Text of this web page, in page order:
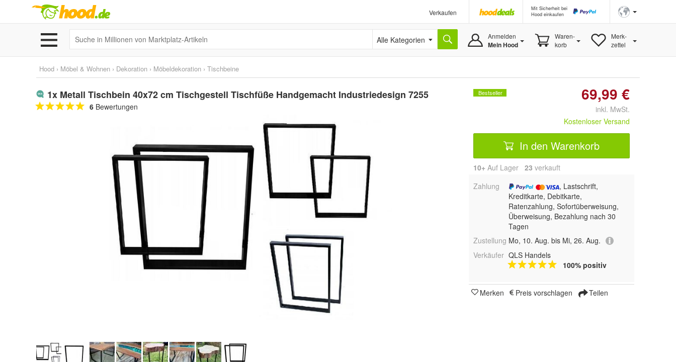
Verkaufen
Mit Sicherheit bei
Hood einkaufen
Alle Kategorien Anmelden
Mein Hood
Waren-
korb
Merk-
zettel
Hood › Möbel & Wohnen › Dekoration › Möbeldekoration › Tischbeine
1x Metall Tischbein 40x72 cm Tischgestell Tischfüße Handgemacht Industriedesign 7255
6 Bewertungen
Bestseller 69,99 €
inkl. MwSt.
Kostenloser Versand
In den Warenkorb
10+ Auf Lager 23 verkauft
Zahlung
, Lastschrift,
Kreditkarte, Debitkarte,
Ratenzahlung, Sofortüberweisung,
Überweisung, Bezahlung nach 30
Tagen
Zustellung Mo, 10. Aug. bis Mi, 26. Aug.
Verkäufer QLS Handels
100% positiv
Merken Preis vorschlagen Teilen